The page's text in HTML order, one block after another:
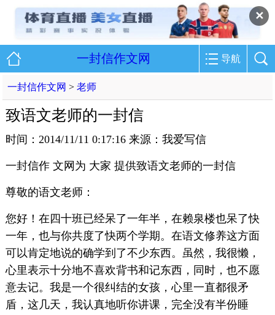
✕
一封信作文网 导航
一封信作文网 >老师
致语文老师的一封信
时间：2014/11/11 0:17:16 来源：我爱写信
一封信作 文网为 大家 提供致语文老师的一封信
尊敬的语文老师：
您好！在四十班已经呆了一年半，在赖泉楼也呆了快
一年，也与你共度了快两个学期。在语文修养这方面
可以肯定地说的确学到了不少东西。虽然，我很懒，
心里表示十分地不喜欢背书和记东西，同时，也不愿
意去记。我是一个很纠结的女孩，心里一直都很矛
盾，这几天，我认真地听你讲课，完全没有半份睡